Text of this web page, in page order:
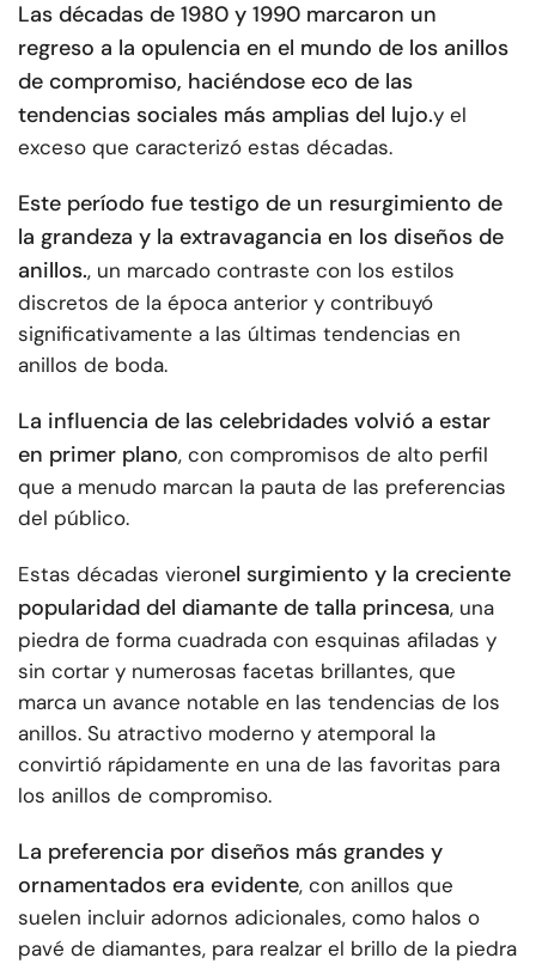
Las décadas de 1980 y 1990 marcaron un
regreso a la opulencia en el mundo de los anillos
de compromiso, haciéndose eco de las
tendencias sociales más amplias del lujo.y el
exceso que caracterizó estas décadas.
Este período fue testigo de un resurgimiento de
la grandeza y la extravagancia en los diseños de
anillos., un marcado contraste con los estilos
discretos de la época anterior y contribuyó
significativamente a las últimas tendencias en
anillos de boda.
La influencia de las celebridades volvió a estar
en primer plano, con compromisos de alto perfil
que a menudo marcan la pauta de las preferencias
del público.
Estas décadas vieronel surgimiento y la creciente
popularidad del diamante de talla princesa, una
piedra de forma cuadrada con esquinas afiladas y
sin cortar y numerosas facetas brillantes, que
marca un avance notable en las tendencias de los
anillos. Su atractivo moderno y atemporal la
convirtió rápidamente en una de las favoritas para
los anillos de compromiso.
La preferencia por diseños más grandes y
ornamentados era evidente, con anillos que
suelen incluir adornos adicionales, como halos o
pavé de diamantes, para realzar el brillo de la piedra